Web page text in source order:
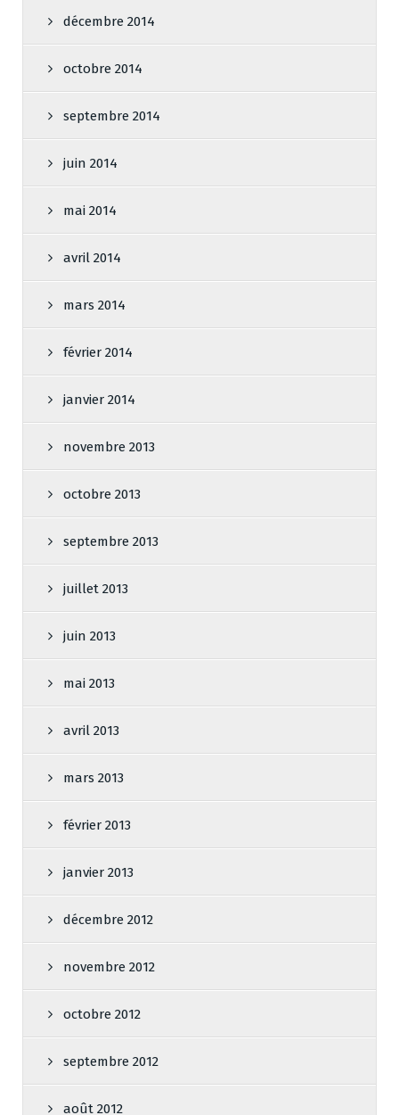
décembre 2014
octobre 2014
septembre 2014
juin 2014
mai 2014
avril 2014
mars 2014
février 2014
janvier 2014
novembre 2013
octobre 2013
septembre 2013
juillet 2013
juin 2013
mai 2013
avril 2013
mars 2013
février 2013
janvier 2013
décembre 2012
novembre 2012
octobre 2012
septembre 2012
août 2012